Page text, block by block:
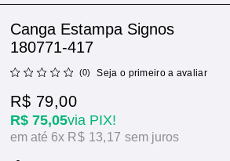
Canga Estampa Signos
180771-417
(0) Seja o primeiro a avaliar
R$ 75,05via PIX!
R$ 79,00
6x R$ 13,17sem juros